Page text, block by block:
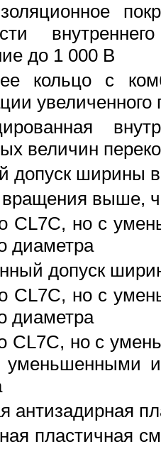
до 1 000 В
кольцо с
увеличенного
величин
допуск ширины
вращения выше,
CL7C, но с
диаметра
допуск
CL7C, но с
диаметра
CL7C, но с
уменьшенными
антизадирная
пластичная